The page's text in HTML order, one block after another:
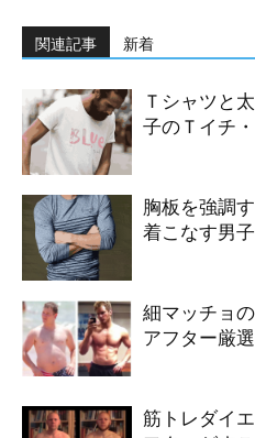
関連記事 新着
Ｔシャツと
子のＴイチ
胸板を強調
着こなす男
細マッチョ
アフター厳
筋トレダイ